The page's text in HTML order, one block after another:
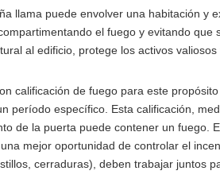
llama puede envolver una habitación y
el fuego y evitando que
al edificio, protege los activos valiosos
calificación de fuego para este
período específico. Esta calificación,
de la puerta puede contener un fuego.
mejor oportunidad de controlar el
cerraduras), deben trabajar juntos